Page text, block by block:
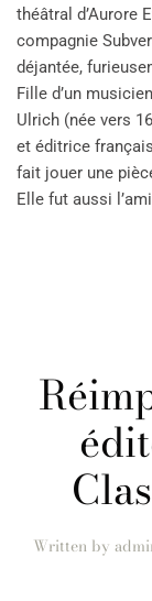
théâtral d’Aurore
compagnie
déjantée,
Fille d’un
Ulrich (née vers
et éditrice
fait jouer une
Elle fut aussi
Written by